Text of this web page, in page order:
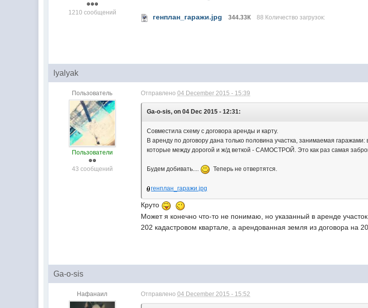
1210 сообщений
генплан_гаражи.jpg 344.33К 88 Количество загрузок:
lyalyak
Пользователь
Пользователи
43 сообщений
Отправлено04 December 2015 - 15:39
Ga-o-sis, on 04 Dec 2015 - 12:31:
Совместила схему с договора аренды и карту.
В аренду по договору дана только половина участка, занимаемая
которые между дорогой и ж/д веткой - САМОСТРОЙ. Это как раз самая
Будем добивать.... Теперь не отвертятся.
генплан_гаражи.jpg
Круто
Может я конечно что-то не понимаю, но указанный в аренде
202 кадастровом квартале, а арендованная земля из договора на
Ga-o-sis
Нафанаил Отправлено04 December 2015 - 15:52